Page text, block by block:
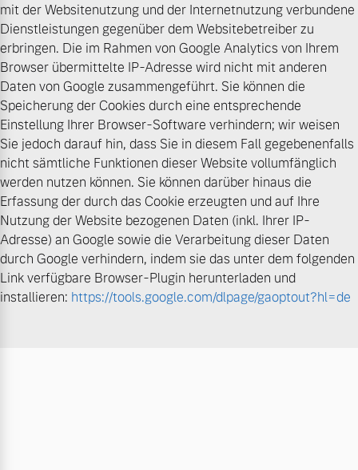
mit der Websitenutzung und der Internetnutzung verbundene
Dienstleistungen gegenüber dem Websitebetreiber zu
erbringen. Die im Rahmen von Google Analytics von Ihrem
Browser übermittelte IP-Adresse wird nicht mit anderen
Daten von Google zusammengeführt. Sie können die
Speicherung der Cookies durch eine entsprechende
Einstellung Ihrer Browser-Software verhindern; wir weisen
Sie jedoch darauf hin, dass Sie in diesem Fall gegebenenfalls
nicht sämtliche Funktionen dieser Website vollumfänglich
werden nutzen können. Sie können darüber hinaus die
Erfassung der durch das Cookie erzeugten und auf Ihre
Nutzung der Website bezogenen Daten (inkl. Ihrer IP-
Adresse) an Google sowie die Verarbeitung dieser Daten
durch Google verhindern, indem sie das unter dem folgenden
Link verfügbare Browser-Plugin herunterladen und
installieren: https://tools.google.com/dlpage/gaoptout?hl=de